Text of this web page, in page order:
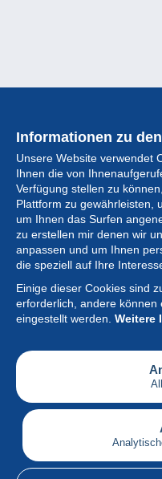
Informationen zu
Unsere Website verwendet
Ihnen die von
Verfügung stellen zu
Plattform zu gewährleisten,
um Ihnen das Surfen
zu erstellen mir denen wir
anpassen und um Ihnen
die speziell auf Ihre
Einige dieser Cookies sind
erforderlich, andere können
eingestellt werden. Weitere
Sammlung
Neuigkeiten
Artikel
Gesellschaft
Serviceleistungen
Schreiben